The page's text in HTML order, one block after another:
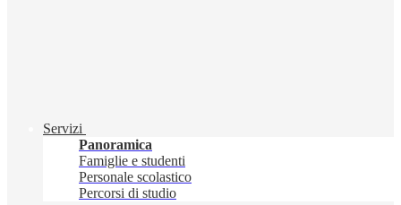
Servizi
Panoramica
Famiglie e studenti
Personale scolastico
Percorsi di studio